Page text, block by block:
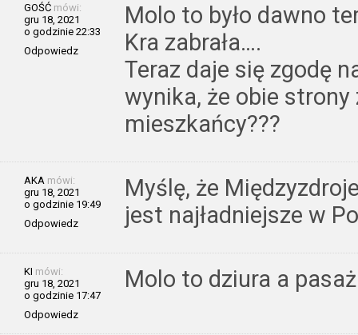
GOŚĆ mówi:
gru 18, 2021
o godzinie 22:33
Odpowiedz
Molo to było dawno
Kra zabrała….
Teraz daje się zgodę
wynika, że obie
mieszkańcy???
AKA mówi:
gru 18, 2021
o godzinie 19:49
Odpowiedz
Myślę, że
jest najładniejsze w
KI mówi:
gru 18, 2021
o godzinie 17:47
Odpowiedz
Molo to dziura a